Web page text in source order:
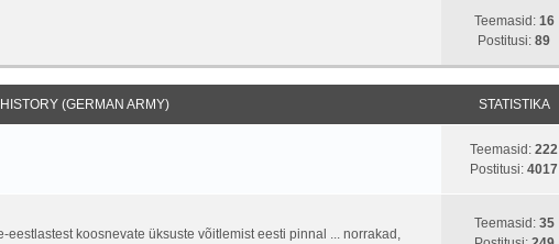
Teemasid: 16
Postitusi: 89
(GERMAN ARMY) STATISTIKA
Teemasid: 222
Postitusi: 4017
koosnevate üksuste võitlemist eesti pinnal ... norrakad,
Teemasid: 35